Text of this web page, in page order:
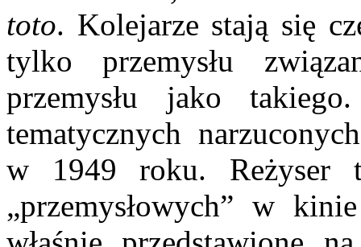
toto. Kolejarze stają się
tylko przemysłu
przemysłu jako
tematycznych
w 1949 roku. Reżyser
„przemysłowych” w